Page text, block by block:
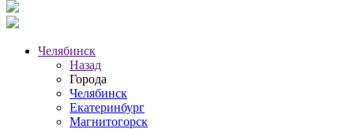
Челябинск
Назад
Города
Челябинск
Екатеринбург
Магнитогорск